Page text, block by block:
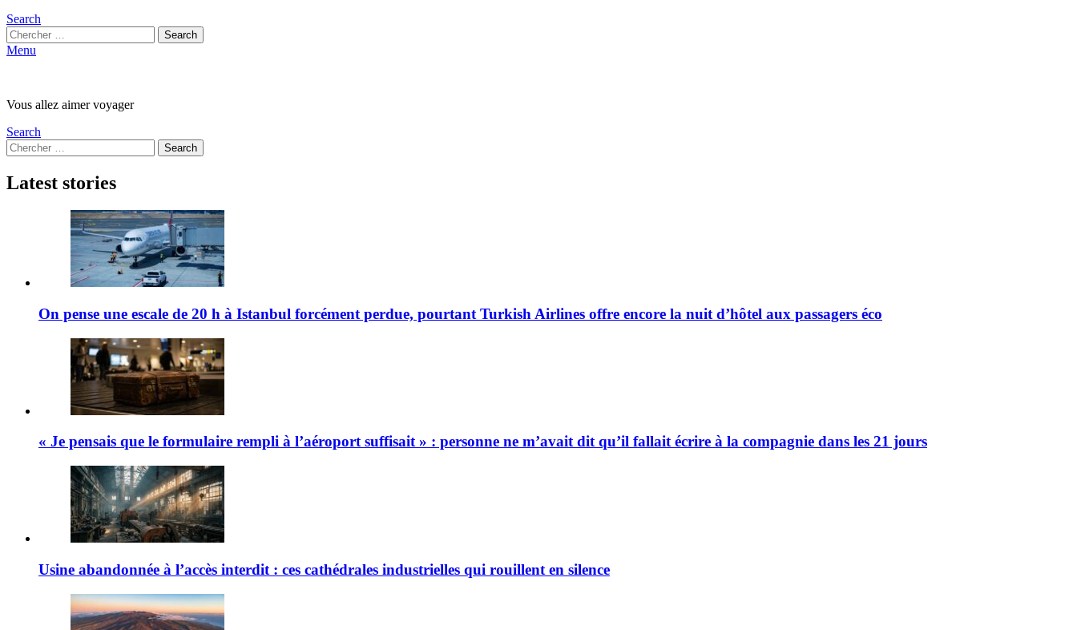
Search
Search
for:
Search
Menu
Vous allez aimer voyager
Search
Search
for:
Search
Latest stories
On pense une escale de 20 h à Istanbul forcément perdue, pourtant Turkish Airlines offre encore la nuit d’hôtel aux passagers éco
« Je pensais que le formulaire rempli à l’aéroport suffisait » : personne ne m’avait dit qu’il fallait écrire à la compagnie dans les 21 jours
Usine abandonnée à l’accès interdit : ces cathédrales industrielles qui rouillent en silence